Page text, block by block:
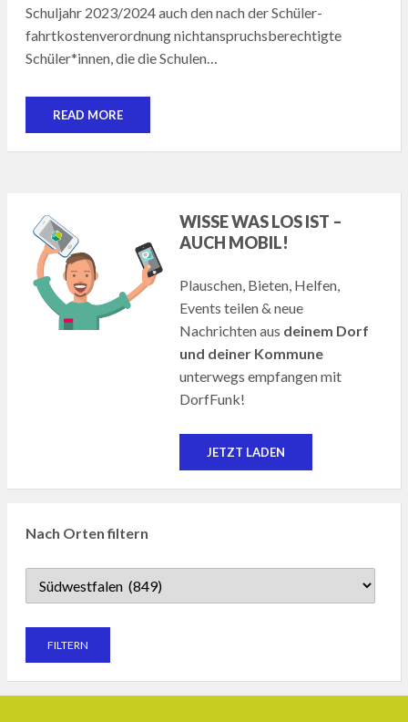
Schuljahr 2023/2024 auch den nach der Schüler-
fahrtkostenverordnung nichtanspruchsberechtigte
Schüler*innen, die die Schulen…
READ MORE
WISSE WAS LOS IST –
AUCH MOBIL!
Plauschen, Bieten, Helfen,
Events teilen & neue
Nachrichten aus deinem Dorf
und deiner Kommune
unterwegs empfangen mit
DorfFunk!
JETZT LADEN
Nach Orten filtern